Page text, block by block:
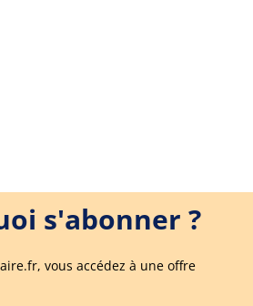
s'abonner ?
vous accédez à une offre